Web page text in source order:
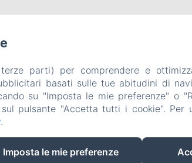
Alloggi aziendali
Informazioni sui cookie
parti) per comprendere e
basati sulle tue abitudini di
su "Imposta le mie preferenze" o
pulsante "Accetta tutti i cookie". Per
.
Imposta le mie preferenze